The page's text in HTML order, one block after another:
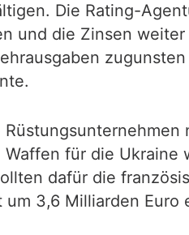
Die Rating-
und die Zinsen
für die
dafür die
3,6 Milliarden